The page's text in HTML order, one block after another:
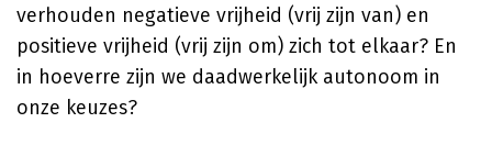
verhouden negatieve vrijheid (vrij zijn van) en
positieve vrijheid (vrij zijn om) zich tot elkaar? En
in hoeverre zijn we daadwerkelijk autonoom in
onze keuzes?